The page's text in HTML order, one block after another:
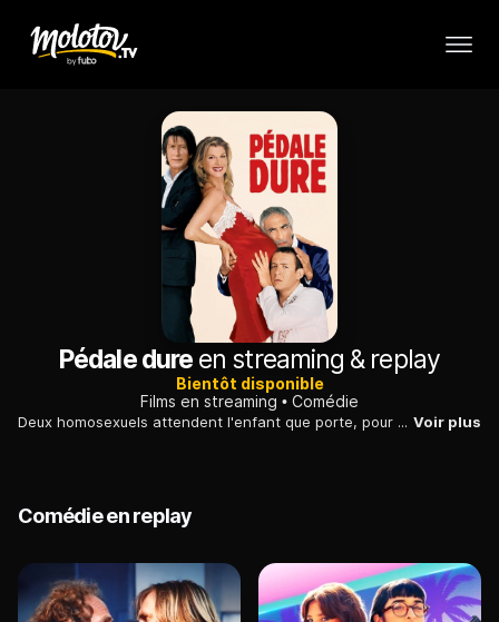
Pédale dure en streaming & replay
Bientôt disponible
Films en streaming
Comédie
Deux homosexuels attendent l'enfant que porte, pour eux, une amie. Lorsque celle-ci tombe amoureuse, le couple rechigne à rencontrer l'élu de son coeur. Voir plus
Comédie en replay